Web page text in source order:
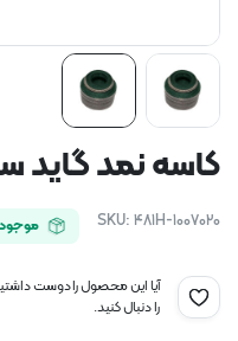
کاسه نمد گاید
SKU: 481H-1007020 موجود
آیا این محصول را دوست
را دنبال کنید.